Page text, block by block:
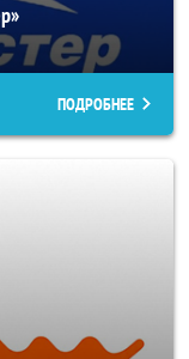
ПОДРОБНЕЕ